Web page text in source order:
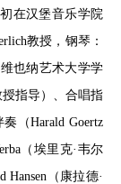
在汉堡音乐学院
教授，钢琴：
也纳艺术大学学
授指导）、合唱指
（Harald Goertz
（埃里克·韦尔
（康拉德·